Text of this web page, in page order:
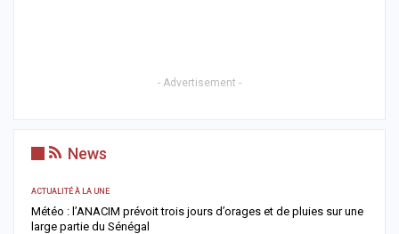
- Advertisement -
News
ACTUALITÉ À LA UNE
Météo : l’ANACIM prévoit trois jours d’orages et de pluies sur une
large partie du Sénégal